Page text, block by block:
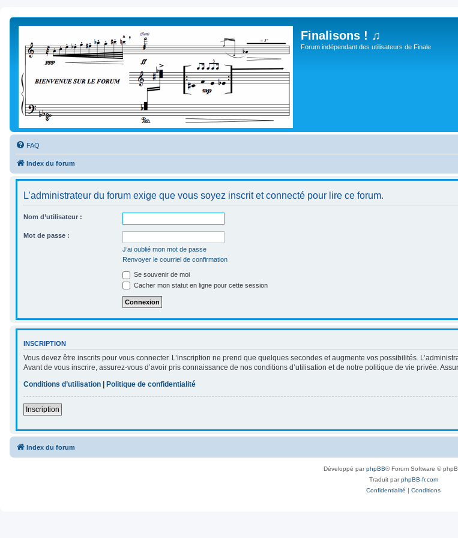
Finalisons ! ♫
Forum indépendant des utilisateurs de Finale
FAQ
Index du forum
L’administrateur du forum exige que vous soyez inscrit et connecté pour lire ce forum.
Nom d’utilisateur :
Mot de passe :
J’ai oublié mon mot de passe
Renvoyer le courriel de confirmation
Se souvenir de moi
Cacher mon statut en ligne pour cette session
INSCRIPTION
Vous devez être inscrits pour vous connecter. L’inscription ne prend que quelques secondes et augmente vos possibilités.
Avant de vous inscrire, assurez-vous d’avoir pris connaissance de nos conditions d’utilisation et de notre politique de vie privée.
Conditions d’utilisation | Politique de confidentialité
Inscription
Index du forum
Développé parphpBB® Forum Software ©
Traduit parphpBB-fr.com
Confidentialité | Conditions